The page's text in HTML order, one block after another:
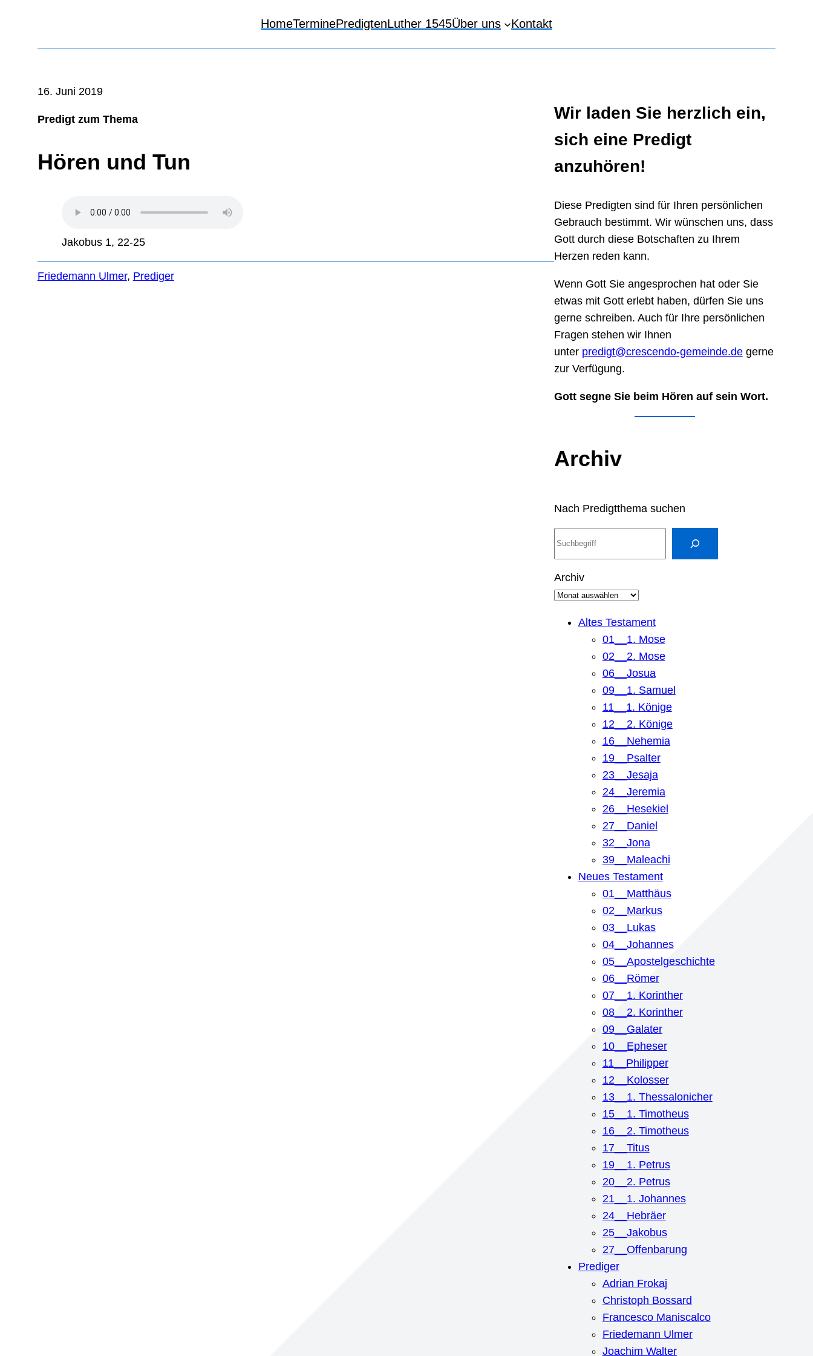
HomeTerminePredigtenLuther 1545Über uns Kontakt
16. Juni 2019
Predigt zum Thema
Hören und Tun
Jakobus 1, 22-25
Friedemann Ulmer, Prediger
Wir laden Sie herzlich ein,
sich eine Predigt
anzuhören!
Diese Predigten sind für Ihren persönlichen
Gebrauch bestimmt. Wir wünschen uns, dass
Gott durch diese Botschaften zu Ihrem
Herzen reden kann.
Wenn Gott Sie angesprochen hat oder Sie
etwas mit Gott erlebt haben, dürfen Sie uns
gerne schreiben. Auch für Ihre persönlichen
Fragen stehen wir Ihnen
unter predigt@crescendo-gemeinde.degerne
zur Verfügung.
Gott segne Sie beim Hören auf sein Wort.
Archiv
Nach Predigtthema suchen
e
Archiv
Altes Testament
01__1. Mose
02__2. Mose
06__Josua
09__1. Samuel
11__1. Könige
12__2. Könige
16__Nehemia
19__Psalter
23__Jesaja
24__Jeremia
26__Hesekiel
27__Daniel
32__Jona
39__Maleachi
Neues Testament
01__Matthäus
02__Markus
03__Lukas
04__Johannes
05__Apostelgeschichte
06__Römer
07__1. Korinther
08__2. Korinther
09__Galater
10__Epheser
11__Philipper
12__Kolosser
13__1. Thessalonicher
15__1. Timotheus
16__2. Timotheus
17__Titus
19__1. Petrus
20__2. Petrus
21__1. Johannes
24__Hebräer
25__Jakobus
27__Offenbarung
Prediger
Adrian Frokaj
Christoph Bossard
Francesco Maniscalco
Friedemann Ulmer
Joachim Walter